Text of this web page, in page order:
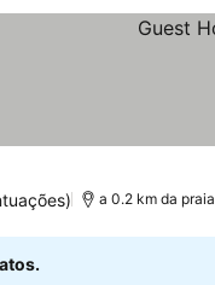
a 0.2 km da praia